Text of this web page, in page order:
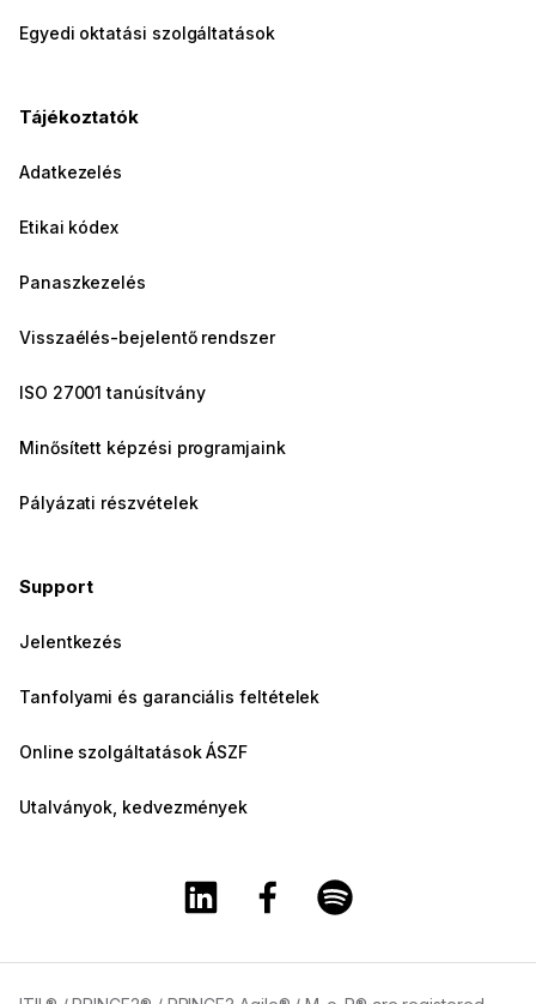
Egyedi oktatási szolgáltatások
Tájékoztatók
Adatkezelés
Etikai kódex
Panaszkezelés
Visszaélés-bejelentő rendszer
ISO 27001 tanúsítvány
Minősített képzési programjaink
Pályázati részvételek
Support
Jelentkezés
Tanfolyami és garanciális feltételek
Online szolgáltatások ÁSZF
Utalványok, kedvezmények
A Training360 Linkedin oldala
A Training360 Facebook